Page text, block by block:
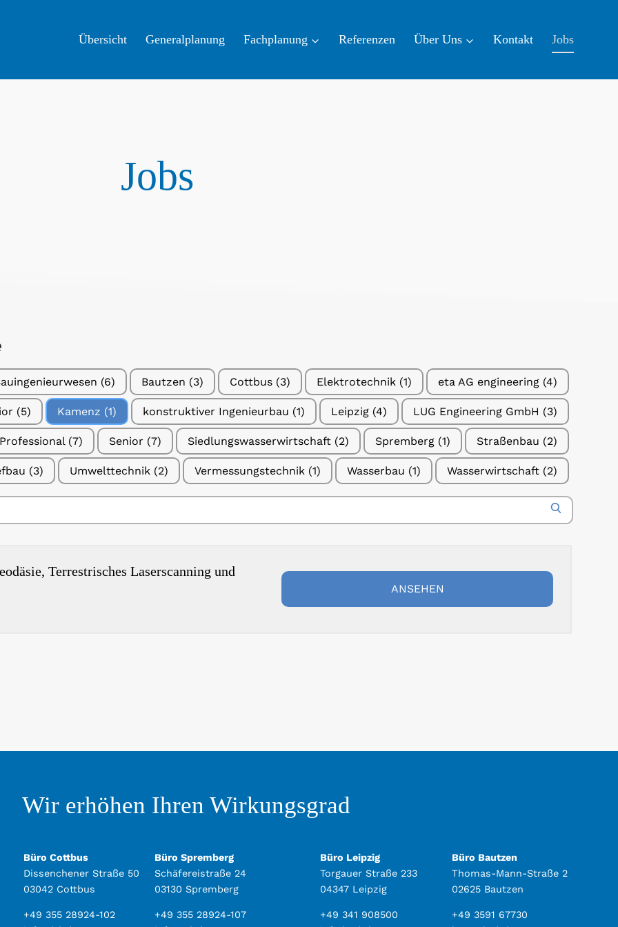
Über­sicht Gene­ral­pla­nung Fach­pla­nung Refe­ren­zen Über Uns Kon­takt Jobs
Jobs
(6) Baut­zen (3) Cott­bus (3) Elek­tro­tech­nik (1) eta AG engi­nee­ring (4)
(5) Kamenz (1) kon­struk­ti­ver Inge­nieur­bau (1) Leip­zig (4) LUG Engi­nee­ring GmbH (3)
Pro­fes­sio­nal (7) Senior (7) Sied­lungs­was­ser­wirt­schaft (2) Sprem­berg (1) Stra­ßen­bau (2)
(3) Umwelt­tech­nik (2) Ver­mes­sungs­tech­nik (1) Was­ser­bau (1) Was­ser­wirt­schaft (2)
Ter­res­tri­sches Laser­scan­ning und
ANSE­HEN
Wir erhöhen Ihren Wirkungsgrad
Büro Cottbus
Dissenchener Straße 50
03042 Cottbus
+49 355 28924-102
Büro Spremberg
Schäfereistraße 24
03130 Spremberg
+49 355 28924-107
Büro Leipzig
Torgauer Straße 233
04347 Leipzig
+49 341 908500
Büro Bautzen
Thomas-Mann-Straße 2
02625 Bautzen
+49 3591 67730